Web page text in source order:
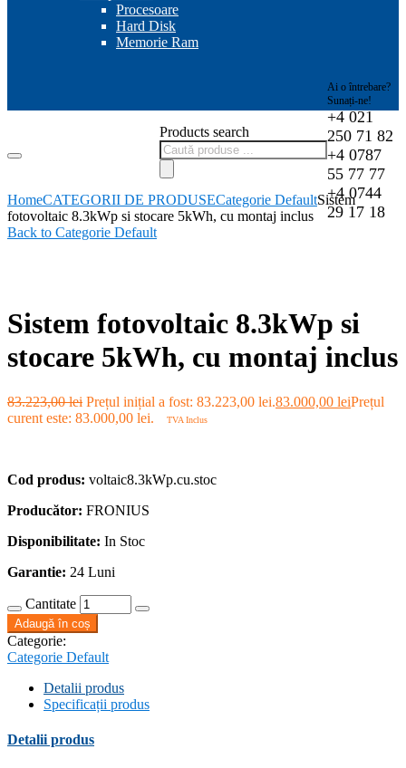
Procesoare
Hard Disk
Memorie Ram
Products search
Ai o întrebare?
Sunați-ne!
+4 021
250 71 82
+4 0787
55 77 77
+4 0744
29 17 18
HomeCATEGORII DE PRODUSECategorie DefaultSistem
fotovoltaic 8.3kWp si stocare 5kWh, cu montaj inclus
Back to Categorie Default
Sistem fotovoltaic 8.3kWp si
stocare 5kWh, cu montaj inclus
83.223,00lei Prețul inițial a fost: 83.223,00 lei.83.000,00 leiPrețul
curent este: 83.000,00 lei.
TVA Inclus
Cod produs: voltaic8.3kWp.cu.stoc
Producător: FRONIUS
Disponibilitate: In Stoc
Garantie: 24 Luni
Cantitate
Adaugă în coș
Categorie:
Categorie Default
Detalii produs
Specificații produs
Detalii produs